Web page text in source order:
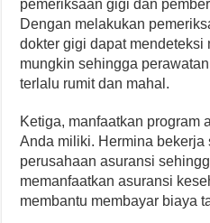
pemeriksaan gigi dan
Dengan melakukan
dokter gigi dapat mendeteksi
mungkin sehingga
terlalu rumit dan mahal.
Ketiga, manfaatkan program
Anda miliki. Hermina bekerja
perusahaan asuransi
memanfaatkan asuransi
membantu membayar biaya